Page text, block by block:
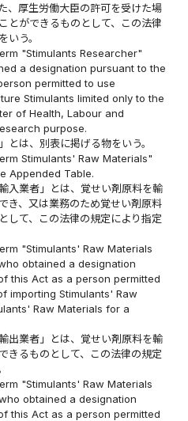
、厚生労働大臣の許可を受けた場
とができるものとして、この法律
いう。
"Stimulants Researcher"
a designation pursuant to the
permitted to use
Stimulants limited only to the
of Health, Labour and
purpose.
とは、別表に掲げる物をいう。
Stimulants' Raw Materials"
Appended Table.
入業者」とは、覚せい剤原料を輸
き、又は業務のため覚せい剤原料
して、この法律の規定により指定
"Stimulants' Raw Materials
obtained a designation
this Act as a person permitted
importing Stimulants' Raw
Raw Materials for a
出業者」とは、覚せい剤原料を輸
きるものとして、この法律の規定
"Stimulants' Raw Materials
obtained a designation
this Act as a person permitted